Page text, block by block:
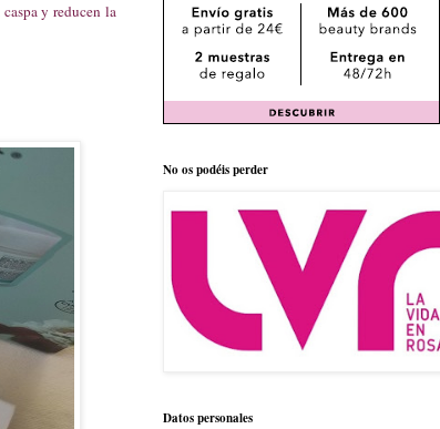
y reducen la
No os podéis perder
Datos personales